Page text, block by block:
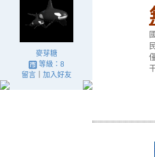
麥芽糖
等級：8
留言｜ 加入好友